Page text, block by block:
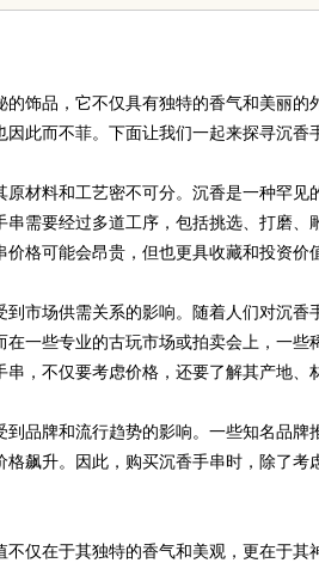
的饰品，它不仅具有独特的香气和美丽
此而不菲。下面让我们一起来探寻沉香
原材料和工艺密不可分。沉香是一种罕
串需要经过多道工序，包括挑选、打磨
格可能会昂贵，但也更具收藏和投资价
到市场供需关系的影响。随着人们对沉
在一些专业的古玩市场或拍卖会上，一
，不仅要考虑价格，还要了解其产地、
到品牌和流行趋势的影响。一些知名品
格飙升。因此，购买沉香手串时，除了
不仅在于其独特的香气和美观，更在于